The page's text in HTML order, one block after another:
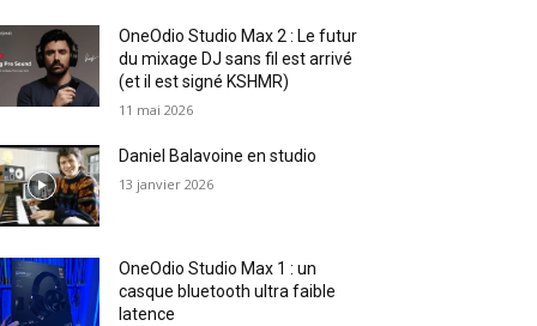
OneOdio Studio Max 2 : Le futur
du mixage DJ sans fil est arrivé
(et il est signé KSHMR)
11 mai 2026
Daniel Balavoine en studio
13 janvier 2026
OneOdio Studio Max 1 : un
casque bluetooth ultra faible
latence